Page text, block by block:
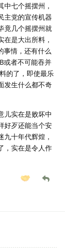
七个摇摆州，
主党的宣传机器
竟几个摇摆州就
是大出所料，
事情，还有什么
或者不可能吞并
的了，即使最乐
发生什么都不奇
儿实在是败坏中
好歹还能当个安
十年代辉煌，
，实在是令人作